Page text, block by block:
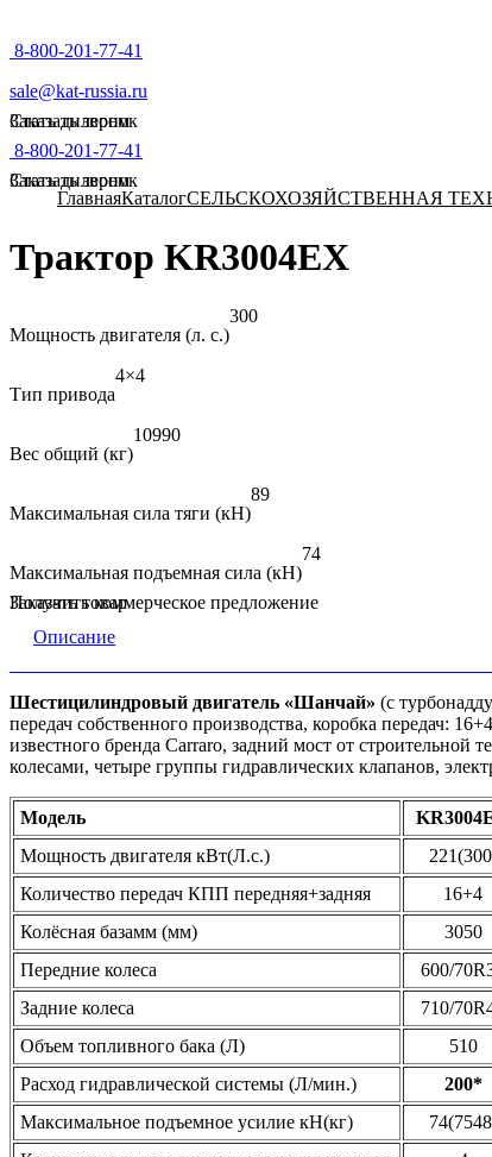
8-800-201-77-41
sale@kat-russia.ru
Стать дилером
Заказать звонок
8-800-201-77-41
Стать дилером
Заказать звонок
ГлавнаяКаталогСЕЛЬСКОХОЗЯЙСТВЕННАЯ
Трактор KR3004EX
Мощность двигателя (л. с.)
300
Тип привода
4×4
Вес общий (кг)
10990
Максимальная сила тяги (кН)
89
Максимальная подъемная сила (кН)
74
Заказать товар
Получить коммерческое предложение
Описание
Шестицилиндровый двигатель «Шанчай» (с
передач собственного производства, коробка передач:
известного бренда Carraro, задний мост от
колесами, четыре группы гидравлических клапанов,
Модель
Мощность двигателя кВт(Л.с.)
Количество передач КПП передняя+задняя
16+4
Колёсная базамм (мм)
3050
Передние колеса
600/
Задние колеса
710/
Объем топливного бака (Л)
510
Расход гидравлической системы (Л/мин.)
200*
Максимальное подъемное усилие кН(кг)